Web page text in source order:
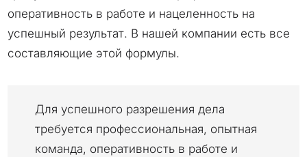
оперативность в работе и нацеленность на
успешный результат. В нашей компании есть все
составляющие этой формулы.
Для успешного разрешения дела
требуется профессиональная, опытная
команда, оперативность в работе и